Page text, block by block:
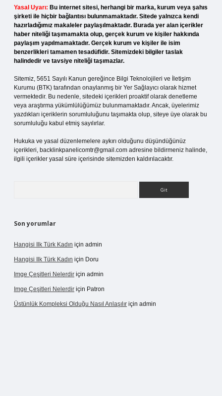
Yasal Uyarı: Bu internet sitesi, herhangi bir marka, kurum veya şahıs
şirketi ile hiçbir bağlantısı bulunmamaktadır. Sitede yalnızca kendi
hazırladığımız makaleler paylaşılmaktadır. Burada yer alan içerikler
haber niteliği taşımamakta olup, gerçek kurum ve kişiler hakkında
paylaşım yapılmamaktadır. Gerçek kurum ve kişiler ile isim
benzerlikleri tamamen tesadüfidir. Sitemizdeki bilgiler taslak
halindedir ve tavsiye niteliği taşımazlar.
Sitemiz, 5651 Sayılı Kanun gereğince Bilgi Teknolojileri ve İletişim
Kurumu (BTK) tarafından onaylanmış bir Yer Sağlayıcı olarak hizmet
vermektedir. Bu nedenle, sitedeki içerikleri proaktif olarak denetleme
veya araştırma yükümlülüğümüz bulunmamaktadır. Ancak, üyelerimiz
yazdıkları içeriklerin sorumluluğunu taşımakta olup, siteye üye olarak bu
sorumluluğu kabul etmiş sayılırlar.
Hukuka ve yasal düzenlemelere aykırı olduğunu düşündüğünüz
içerikleri, backlinkpanelicomtr@gmail.com adresine bildirmeniz halinde,
ilgili içerikler yasal süre içerisinde sitemizden kaldırılacaktır.
Son yorumlar
Hangisi Ilk Türk Kadın için admin
Hangisi Ilk Türk Kadın için Doru
Imge Çeşitleri Nelerdir için admin
Imge Çeşitleri Nelerdir için Patron
Üstünlük Kompleksi Olduğu Nasıl Anlaşılır için admin